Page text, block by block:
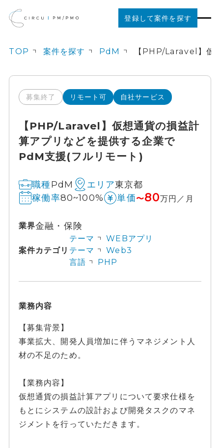
登録して案件を探す
ご利用の流れ
お役立ちコンテンツ
法人の方はこちら
TOP 案件を探す PdM
募集終了 リモート可 自社サービス
【PHP/Laravel】仮想通貨の損益計
算アプリなどを提供する企業で
PdM支援(フルリモート)
職種PdM エリア東京都
稼働率80~100% 単価〜80万円／月
業界金融・保険
案件カテゴリ
テーマ
WEBアプリ
テーマ
Web3
言語
PHP
業務内容
【募集背景】
事業拡大、開発人員増加に伴うマネジメント人
材の不足のため。
【業務内容】
仮想通貨の損益計算アプリについて要求仕様を
もとにシステムの設計および開発タスクのマネ
ジメントを行っていただきます。